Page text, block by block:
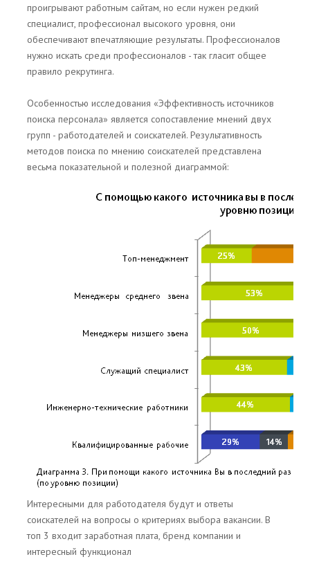
проигрывают работным сайтам, но если нужен редкий
специалист, профессионал высокого уровня, они
обеспечивают впечатляющие результаты. Профессионалов
нужно искать среди профессионалов - так гласит общее
правило рекрутинга.
Особенностью исследования «Эффективность источников
поиска персонала» является сопоставление мнений двух
групп - работодателей и соискателей. Результативность
методов поиска по мнению соискателей представлена
весьма показательной и полезной диаграммой:
Интересными для работодателя будут и ответы
соискателей на вопросы о критериях выбора вакансии. В
топ 3 входит заработная плата, бренд компании и
интересный функционал